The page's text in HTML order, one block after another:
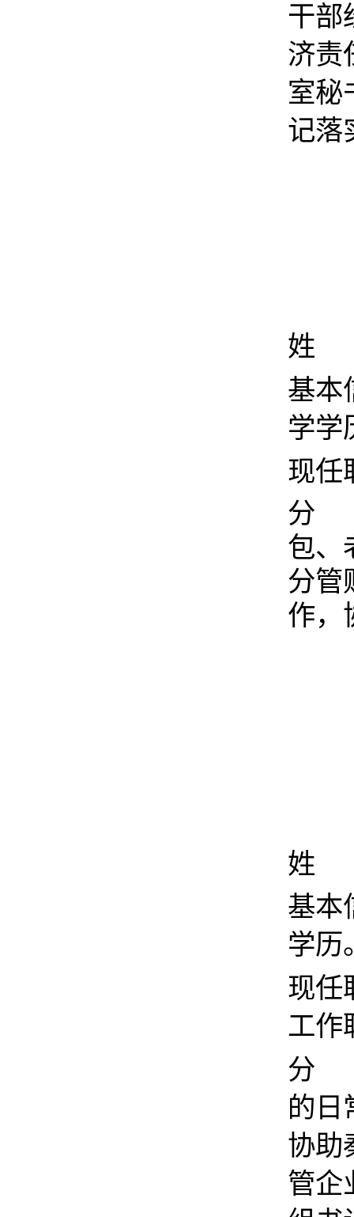
干部
济责
室秘
记落
姓
基本
学学
现任
分
包、
分管
作，
姓
基本
学历
现任
工作
分
的日
协助
管企